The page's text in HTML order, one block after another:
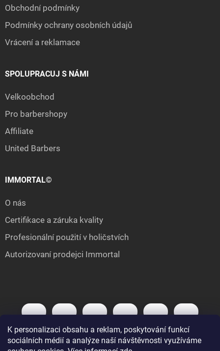
K personalizaci obsahu a reklam, poskytování funkcí
sociálních médií a analýze naší návštěvnosti využíváme
Obchodní podmínky
Podmínky ochrany osobních údajů
Vrácení a reklamace
SPOLUPRACUJ S NÁMI
Velkoobchod
Pro barbershopy
Affiliate
United Barbers
IMMORTAL©
O nás
Certifikace a záruka kvality
Profesionální použití v holičstvích
Autorizovaní prodejci Immortal